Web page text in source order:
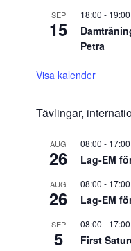
SEP
15
18:00 - 19:00
Petra
Visa kalender
Tävlingar,
AUG
26
08:00 - 17:00
Lag-EM
AUG
26
08:00 - 17:00
Lag-EM
SEP
5
08:00 - 17:00
First